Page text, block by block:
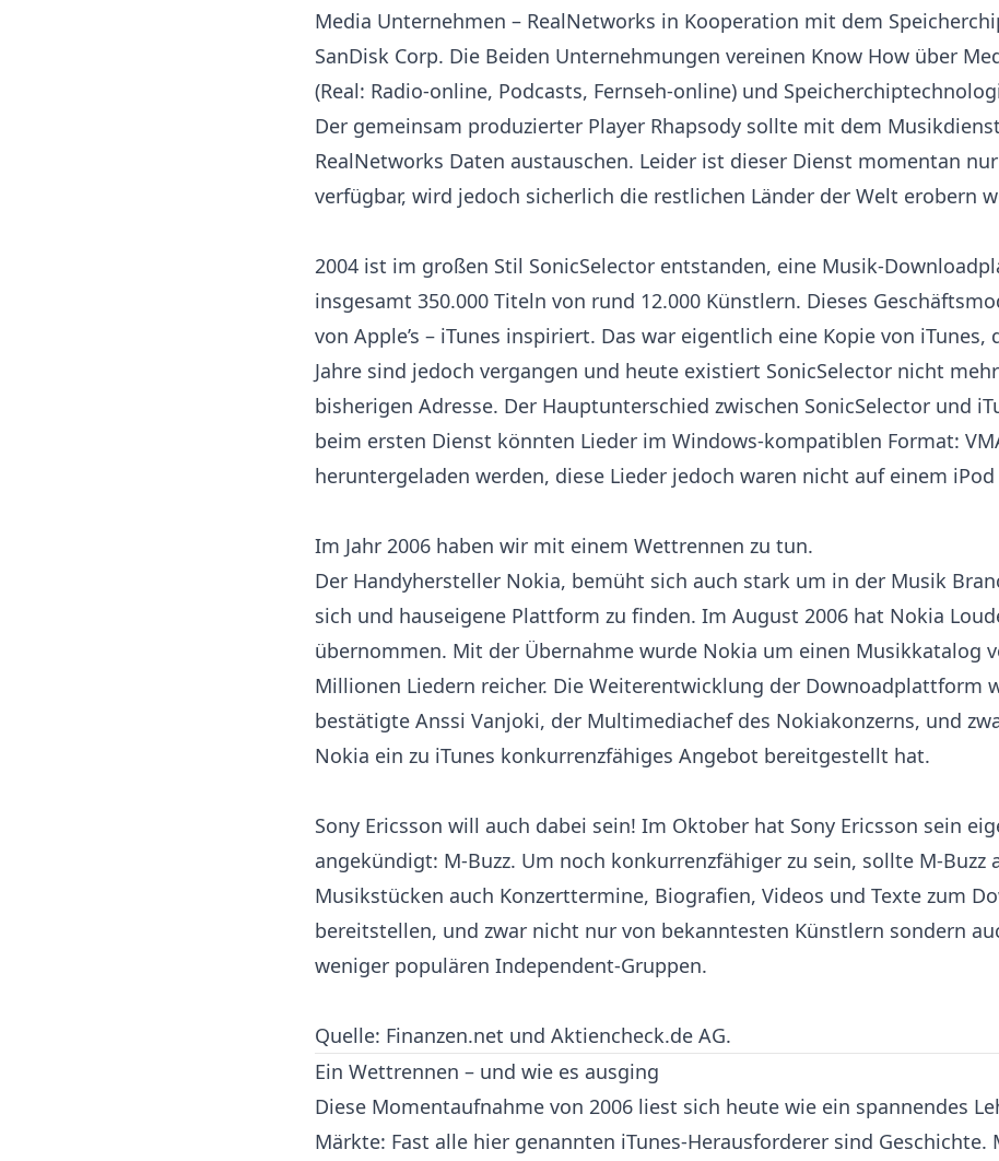
Media Unternehmen – RealNetworks in Kooperation mit dem
SanDisk Corp. Die Beiden Unternehmungen vereinen Know How über
(Real: Radio-online, Podcasts, Fernseh-online) und
Der gemeinsam produzierter Player Rhapsody sollte mit dem
RealNetworks Daten austauschen. Leider ist dieser Dienst momentan
verfügbar, wird jedoch sicherlich die restlichen Länder der Welt erobern
2004 ist im großen Stil SonicSelector entstanden, eine Musik-
insgesamt 350.000 Titeln von rund 12.000 Künstlern. Dieses
von Apple’s – iTunes inspiriert. Das war eigentlich eine Kopie von iTunes,
Jahre sind jedoch vergangen und heute existiert SonicSelector nicht
bisherigen Adresse. Der Hauptunterschied zwischen SonicSelector und
beim ersten Dienst könnten Lieder im Windows-kompatiblen Format:
heruntergeladen werden, diese Lieder jedoch waren nicht auf einem iPod
Im Jahr 2006 haben wir mit einem Wettrennen zu tun.
Der Handyhersteller Nokia, bemüht sich auch stark um in der Musik
sich und hauseigene Plattform zu finden. Im August 2006 hat Nokia
übernommen. Mit der Übernahme wurde Nokia um einen Musikkatalog
Millionen Liedern reicher. Die Weiterentwicklung der Downoadplattform
bestätigte Anssi Vanjoki, der Multimediachef des Nokiakonzerns, und
Nokia ein zu iTunes konkurrenzfähiges Angebot bereitgestellt hat.
Sony Ericsson will auch dabei sein! Im Oktober hat Sony Ericsson sein
angekündigt: M-Buzz. Um noch konkurrenzfähiger zu sein, sollte M-Buzz
Musikstücken auch Konzerttermine, Biografien, Videos und Texte zum
bereitstellen, und zwar nicht nur von bekanntesten Künstlern sondern
weniger populären Independent-Gruppen.
Quelle: Finanzen.net und Aktiencheck.de AG.
Ein Wettrennen – und wie es ausging
Diese Momentaufnahme von 2006 liest sich heute wie ein spannendes
Märkte: Fast alle hier genannten iTunes-Herausforderer sind Geschichte.